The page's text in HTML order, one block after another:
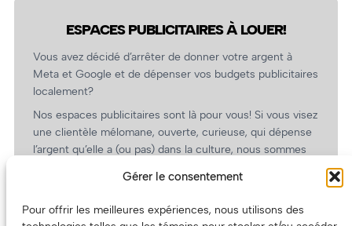
Gérer le consentement
Pour offrir les meilleures expériences, nous utilisons des
ESPACES PUBLICITAIRES À LOUER!
Vous avez décidé d’arrêter de donner votre argent à
Meta et Google et de dépenser vos budgets publicitaires
localement?
Nos espaces publicitaires sont là pour vous! Si vous visez
une clientèle mélomane, ouverte, curieuse, qui dépense
l’argent qu’elle a (ou pas) dans la culture, nous sommes
revient.